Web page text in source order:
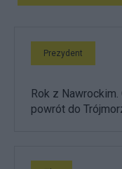
Prezydent
Rok z Nawrockim.
powrót do